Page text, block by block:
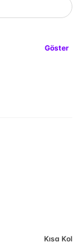
Göster
Kısa Kol